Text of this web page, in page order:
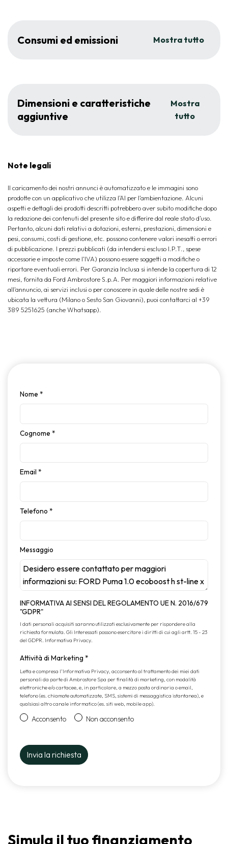
Consumi ed emissioni Mostra tutto
Dimensioni e caratteristiche
aggiuntive
Mostra
tutto
Note legali
Il caricamento dei nostri annunci è automatizzato e le immagini sono
prodotte con un applicativo che utilizza l’AI per l‘ambientazione. Alcuni
aspetti e dettagli dei prodotti descritti potrebbero aver subito modifiche dopo
la redazione dei contenuti del presente sito e differire dal reale stato d’uso.
Pertanto, alcuni dati relativi a dotazioni, esterni, prestazioni, dimensioni e
pesi, consumi, costi di gestione, etc. possono contenere valori inesatti o errori
di pubblicazione. I prezzi pubblicati (da intendersi escluso I.P.T., spese
accessorie e imposte come l'IVA) possono essere soggetti a modifiche o
riportare eventuali errori. Per Garanzia Inclusa si intende la copertura di 12
mesi, fornita da Ford Ambrostore S.p.A. Per maggiori informazioni relative
all'annuncio, ai servizi inclusi o per conoscere in quale delle nostre sedi è
ubicata la vettura (Milano o Sesto San Giovanni), puoi contattarci al +39
389 5251625 (anche Whatsapp).
Nome *
Cognome *
Email *
Telefono *
Messaggio
INFORMATIVA AI SENSI DEL REGOLAMENTO UE N. 2016/679
"GDPR"
I dati personali acquisiti saranno utilizzati esclusivamente per rispondere alla
richiesta formulata. Gli Interessati possono esercitare i diritti di cui agli artt. 15 - 23
del GDPR. Informativa Privacy.
Attività di Marketing *
Letta e compresa l’Informativa Privacy, acconsento al trattamento dei miei dati
personali da parte di Ambrostore Spa per finalità di marketing, con modalità
elettroniche e/o cartacee, e, in particolare, a mezzo posta ordinaria o email,
telefono (es. chiamate automatizzate, SMS, sistemi di messaggistica istantanea), e
qualsiasi altro canale informatico (es. siti web, mobile app).
Acconsento Non acconsento
Simula il tuo finanziamento